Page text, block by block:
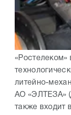
«Ростелеком»
литейно-
АО «ЭЛТЕЗА»
также входит